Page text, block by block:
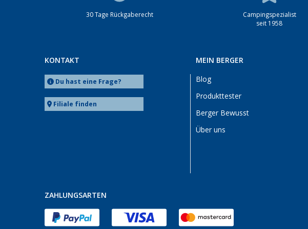
Dettingen unter Teck (5)
Ellingen (5)
Eriskirch (5)
Frankfurt am Main (5)
Hamburg (5)
30 Tage Rückgaberecht
Campingspezialist
seit 1958
KONTAKT
Du hast eine Frage?
Filiale finden
MEIN BERGER
Blog
Produkttester
Berger Bewusst
Über uns
ZAHLUNGSARTEN